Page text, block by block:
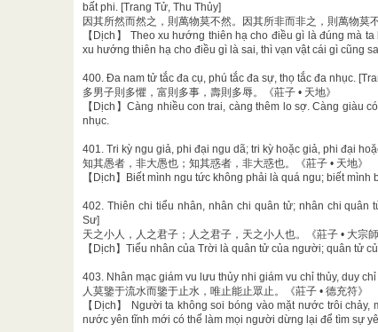
bất phi. [Trang Tử, Thu Thủy]
因其所然而然之，則萬物莫不然。因其所非而非之，則萬物莫
【Dịch】 Theo xu hướng thiên hạ cho điều gì là đúng mà
xu hướng thiên hạ cho điều gì là sai, thì vạn vật cái gì cũng
400. Đa nam tử tắc đa cụ, phú tắc đa sự, thọ tắc đa nhục.
多男子則多懼，富則多事，壽則多辱。《莊子 • 天地》
【Dịch】Càng nhiều con trai, càng thêm lo sợ. Càng giàu
nhục.
401. Tri kỳ ngu giả, phi đại ngu dã; tri kỳ hoặc giả, phi đại
知其愚者，非大愚也；知其惑者，非大惑也。《莊子 • 天地》
【Dịch】Biết mình ngu tức không phải là quá ngu; biết
402. Thiên chi tiểu nhân, nhân chi quân tử; nhân chi quân
Sư]
天之小人，人之君子；人之君子，天之小人也。《莊子 • 大宗師
【Dịch】Tiểu nhân của Trời là quân tử của người; quân tử
403. Nhân mạc giám vu lưu thủy nhi giám vu chỉ thủy, duy
人莫鑒于流水而鑒于止水，唯止能止眾止。《莊子 • 德充符》
【Dịch】 Người ta không soi bóng vào mặt nước trôi
nước yên tĩnh mới có thể làm mọi người dừng lại để tìm sự